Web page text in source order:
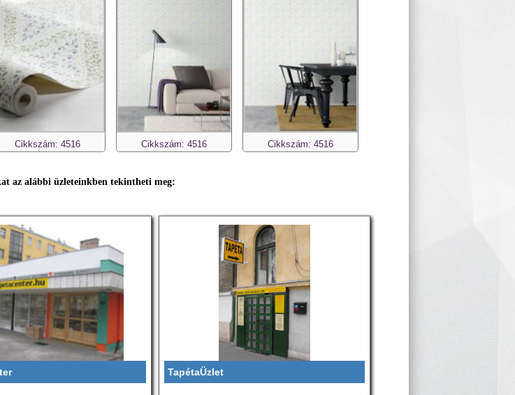
Cikkszám: 4516 Cikkszám: 4516 Cikkszám: 4516
az alábbi üzleteinkben tekintheti meg:
TapétaÜzlet